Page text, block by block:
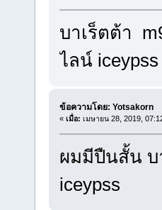
บาเร็ตต้า
ไลน์ iceypss
ข้อความโดย: Yotsakorn
« เมื่อ: เมษายน 28, 2019,
ผมมีปืนสั้น บ
iceypss